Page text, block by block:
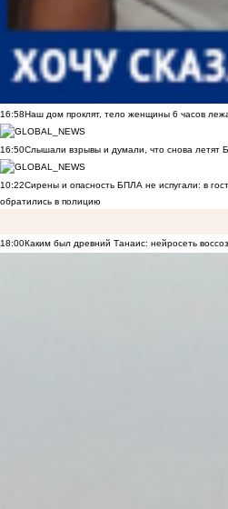
16:58Наш дом проклят, тело женщины 6 часов
16:50Слышали взрывы и думали, что снова летят
10:22Сирены и опасность БПЛА не испугали: в
обратились в полицию
18:00Каким был древний Танаис: нейросеть